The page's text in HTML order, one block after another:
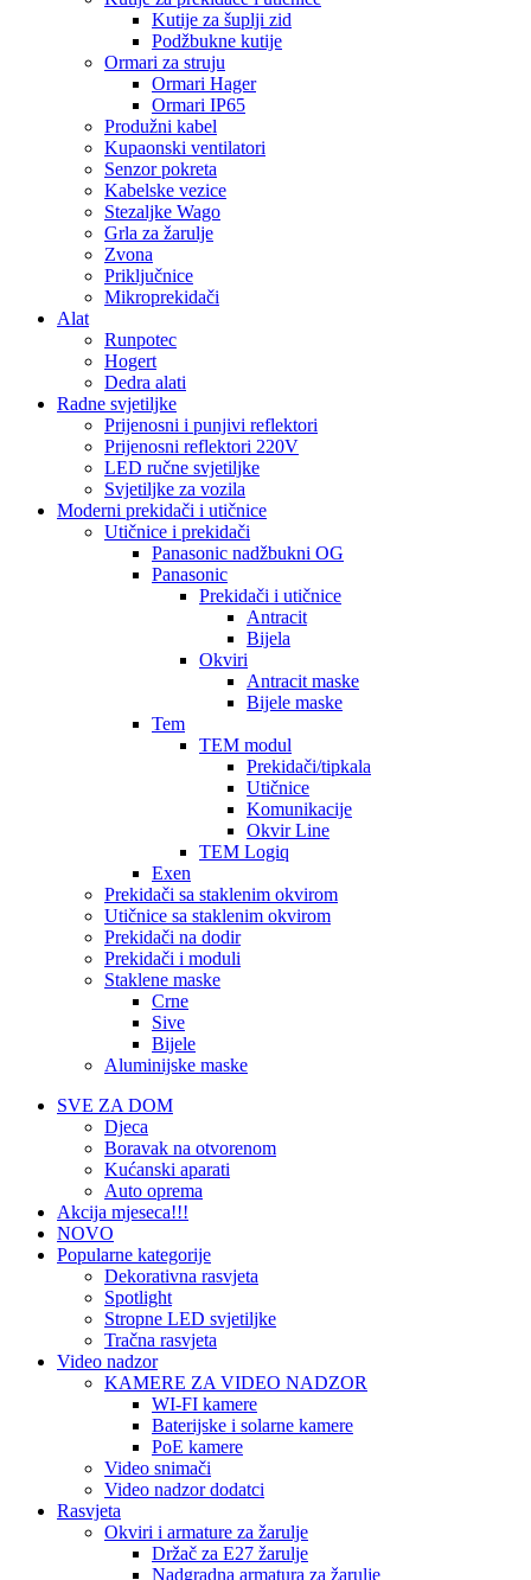
Kutije za šuplji zid
Podžbukne kutije
Ormari za struju
Ormari Hager
Ormari IP65
Produžni kabel
Kupaonski ventilatori
Senzor pokreta
Kabelske vezice
Stezaljke Wago
Grla za žarulje
Zvona
Priključnice
Mikroprekidači
Alat
Runpotec
Hogert
Dedra alati
Radne svjetiljke
Prijenosni i punjivi reflektori
Prijenosni reflektori 220V
LED ručne svjetiljke
Svjetiljke za vozila
Moderni prekidači i utičnice
Utičnice i prekidači
Panasonic nadžbukni OG
Panasonic
Prekidači i utičnice
Antracit
Bijela
Okviri
Antracit maske
Bijele maske
Tem
TEM modul
Prekidači/tipkala
Utičnice
Komunikacije
Okvir Line
TEM Logiq
Exen
Prekidači sa staklenim okvirom
Utičnice sa staklenim okvirom
Prekidači na dodir
Prekidači i moduli
Staklene maske
Crne
Sive
Bijele
Aluminijske maske
SVE ZA DOM
Djeca
Boravak na otvorenom
Kućanski aparati
Auto oprema
Akcija mjeseca!!!
NOVO
Popularne kategorije
Dekorativna rasvjeta
Spotlight
Stropne LED svjetiljke
Tračna rasvjeta
Video nadzor
KAMERE ZA VIDEO NADZOR
WI-FI kamere
Baterijske i solarne kamere
PoE kamere
Video snimači
Video nadzor dodatci
Rasvjeta
Okviri i armature za žarulje
Držač za E27 žarulje
Nadgradna armatura za žarulje